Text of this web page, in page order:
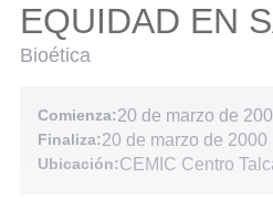
EQUIDAD EN
Bioética
Comienza:20 de marzo de
Finaliza:20 de marzo de 2000
Ubicación:CEMIC Centro